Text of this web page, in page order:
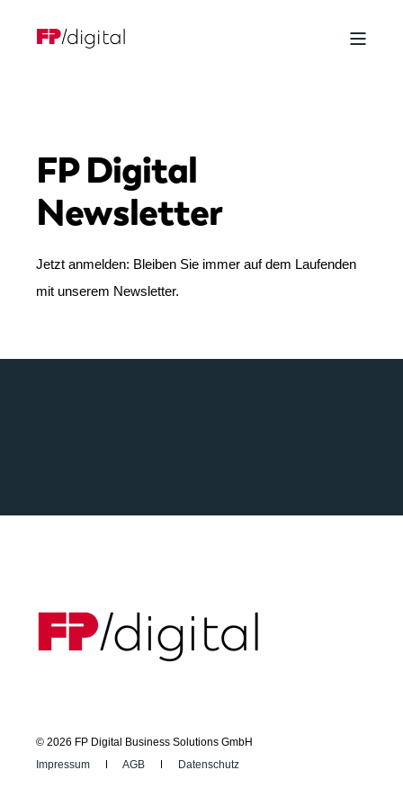
FP Digital
Newsletter
Jetzt anmelden: Bleiben Sie immer auf dem Laufenden
mit unserem Newsletter.
© 2026 FP Digital Business Solutions GmbH
Impressum
AGB Datenschutz